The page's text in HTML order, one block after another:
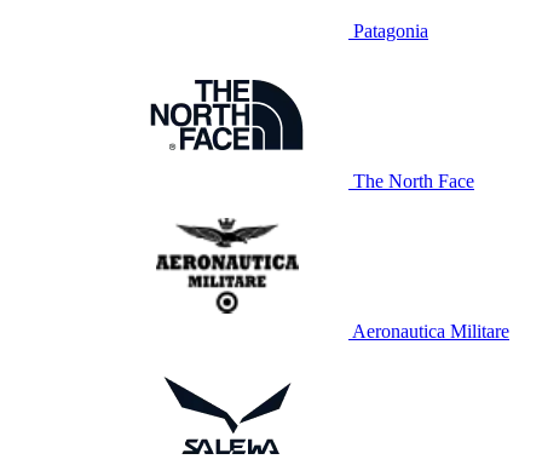
Patagonia
The North Face
Aeronautica Militare